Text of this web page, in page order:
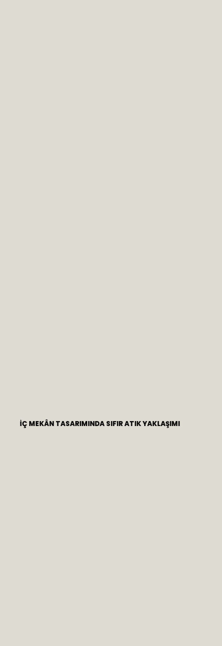
İÇ MEKÂN TASARIMINDA SIFIR ATIK YAKLAŞIMI